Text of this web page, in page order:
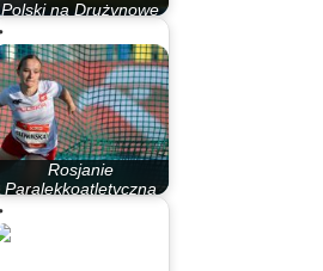
Polski na Drużynowe
Rosjanie
Paralekkoatletyczną